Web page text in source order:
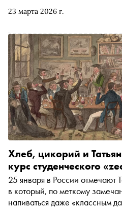
23 марта 2026 г.
Хлеб, цикорий и
курс студенческого
25 января в России отмечают
в который, по меткому
напиваться даже «классным